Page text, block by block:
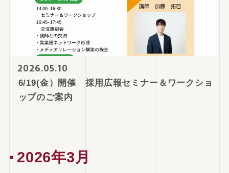
2026.05.10
6/19(金）開催 採用広報セミナー＆ワークショ
ップのご案内
2026年3月